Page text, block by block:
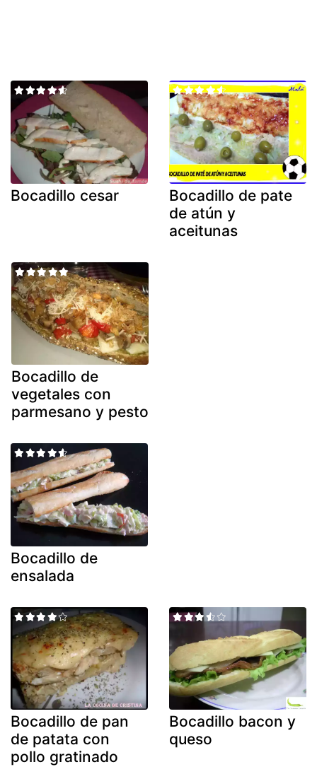
Bocadillo cesar
Bocadillo de pate
de atún y
aceitunas
Bocadillo de
vegetales con
parmesano y pesto
Bocadillo de
ensalada
Bocadillo de pan
de patata con
pollo gratinado
Bocadillo bacon y
queso